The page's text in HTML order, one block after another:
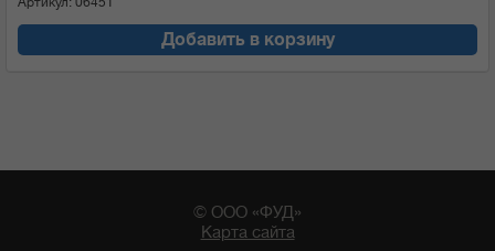
Добавить в корзину
© ООО «ФУД»
Карта сайта